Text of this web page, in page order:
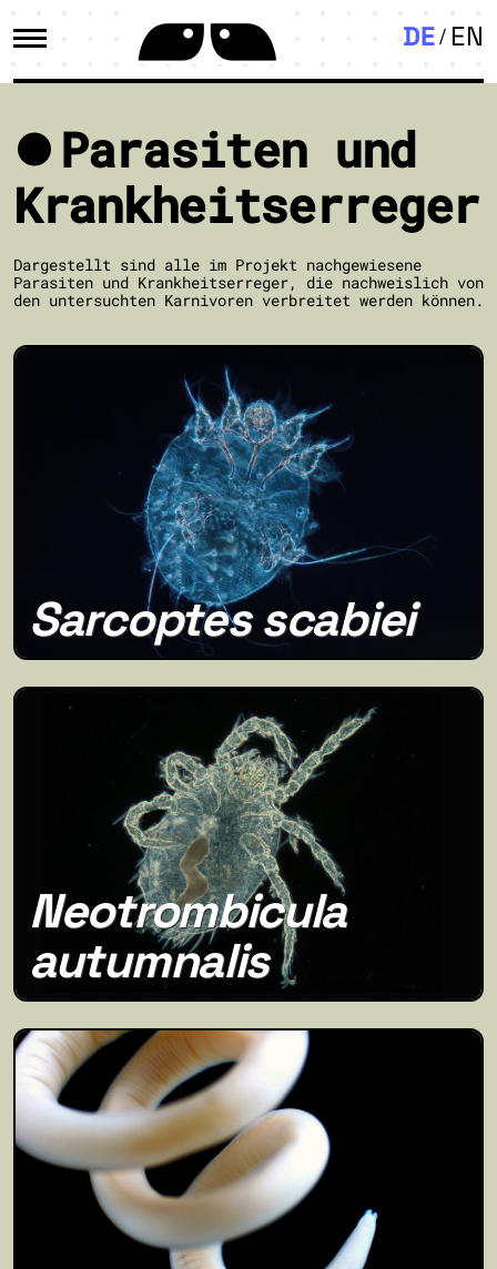
DE EN
Parasiten und
Krankheitserreger
Dargestellt sind alle im Projekt nachgewiesene
Parasiten und Krankheitserreger, die nachweislich von
den untersuchten Karnivoren verbreitet werden können.
Sarcoptes scabiei
Neotrombicula
autumnalis